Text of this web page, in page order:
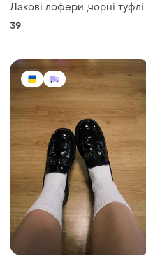
Лакові лофери ,чорні туфлі
39